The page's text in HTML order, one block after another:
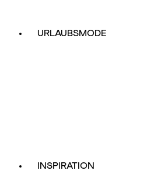
URLAUBSMODE
INSPIRATION